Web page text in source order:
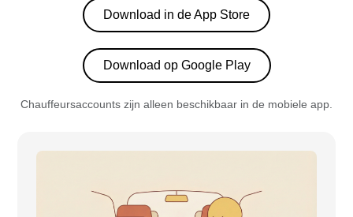
Download in de App Store
Download op Google Play
Chauffeursaccounts zijn alleen beschikbaar in de mobiele app.